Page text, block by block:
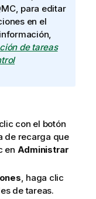
, para editar
en el
de tareas
con el botón
de recarga que
en Administrar
, haga clic
de tareas.